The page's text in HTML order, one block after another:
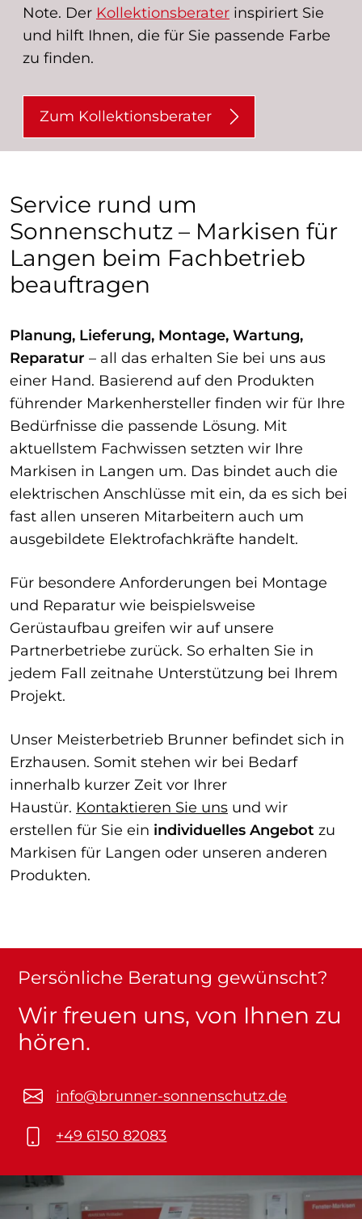
Note. Der Kollektionsberater inspiriert Sie
und hilft Ihnen, die für Sie passende Farbe
zu finden.
Zum Kollektionsberater
Service rund um
Sonnenschutz – Markisen für
Langen beim Fachbetrieb
beauftragen
Planung, Lieferung, Montage, Wartung,
Reparatur – all das erhalten Sie bei uns aus
einer Hand. Basierend auf den Produkten
führender Markenhersteller finden wir für Ihre
Bedürfnisse die passende Lösung. Mit
aktuellstem Fachwissen setzten wir Ihre
Markisen in Langen um. Das bindet auch die
elektrischen Anschlüsse mit ein, da es sich bei
fast allen unseren Mitarbeitern auch um
ausgebildete Elektrofachkräfte handelt.
Für besondere Anforderungen bei Montage
und Reparatur wie beispielsweise
Gerüstaufbau greifen wir auf unsere
Partnerbetriebe zurück. So erhalten Sie in
jedem Fall zeitnahe Unterstützung bei Ihrem
Projekt.
Unser Meisterbetrieb Brunner befindet sich in
Erzhausen. Somit stehen wir bei Bedarf
innerhalb kurzer Zeit vor Ihrer
Haustür. Kontaktieren Sie uns und wir
erstellen für Sie ein individuelles Angebot zu
Markisen für Langen oder unseren anderen
Produkten.
Persönliche Beratung gewünscht?
Wir freuen uns, von Ihnen zu
hören.
info@brunner-sonnenschutz.de
+49 6150 82083